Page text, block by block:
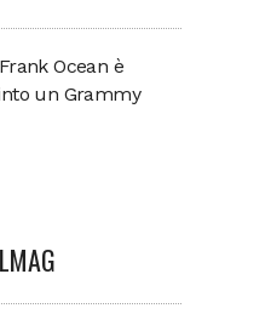
Ocean è
un Grammy